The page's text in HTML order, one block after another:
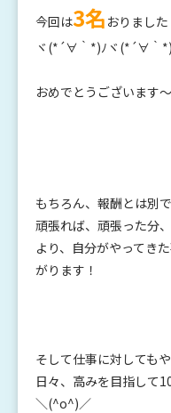
今回は3名 おりました
ヾ(*´∀｀*)ﾉヾ(*´∀｀
おめでとうございます
もちろん、報酬とは別
頑張れば、頑張った分
より、自分がやってき
がります！
そして仕事に対しても
日々、高みを目指して
＼(^o^)／